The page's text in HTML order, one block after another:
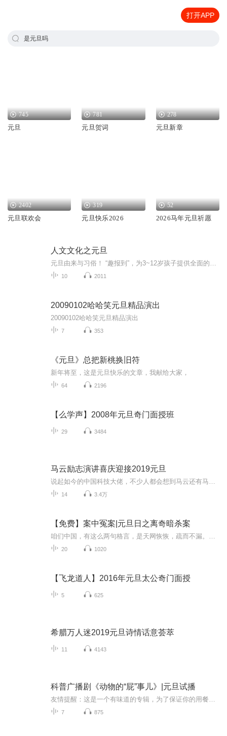
打开APP
是元旦吗
745
元旦
781
元旦贺词
278
元旦新章
2402
元旦联欢会
319
元旦快乐2026
52
2026马年元旦祈愿
人文文化之元旦
10 2011
20090102哈哈笑元旦精品演出
20090102哈哈笑元旦精品演出
7 353
《元旦》总把新桃换旧符
新年将至，这是元旦快乐的文章，我献给大家，
64 2196
【么学声】2008年元旦奇门面授班
29 3484
马云励志演讲喜庆迎接2019元旦
14 3.4万
【免费】案中冤案|元旦日之离奇暗杀案
20 1020
【飞龙道人】2016年元旦太公奇门面授
5 625
希腊万人迷2019元旦诗情话意荟萃
11 4143
科普广播剧《动物的“屁”事儿》|元旦试播
7 875